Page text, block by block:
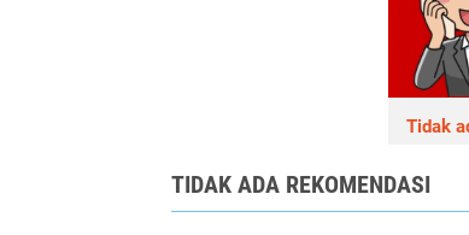
Tidak
TIDAK ADA REKOMENDASI